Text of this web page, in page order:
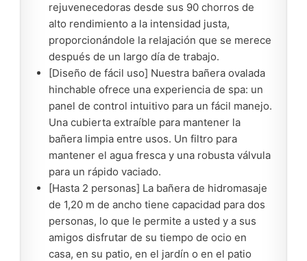
rejuvenecedoras desde sus 90 chorros de
alto rendimiento a la intensidad justa,
proporcionándole la relajación que se merece
después de un largo día de trabajo.
[Diseño de fácil uso] Nuestra bañera ovalada
hinchable ofrece una experiencia de spa: un
panel de control intuitivo para un fácil manejo.
Una cubierta extraíble para mantener la
bañera limpia entre usos. Un filtro para
mantener el agua fresca y una robusta válvula
para un rápido vaciado.
[Hasta 2 personas] La bañera de hidromasaje
de 1,20 m de ancho tiene capacidad para dos
personas, lo que le permite a usted y a sus
amigos disfrutar de su tiempo de ocio en
casa, en su patio, en el jardín o en el patio